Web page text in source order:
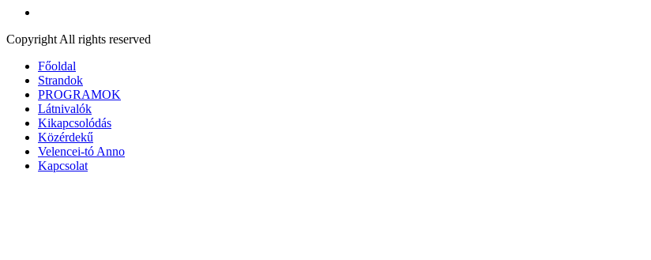
Copyright All rights reserved
Főoldal
Strandok
PROGRAMOK
Látnivalók
Kikapcsolódás
Közérdekű
Velencei-tó Anno
Kapcsolat